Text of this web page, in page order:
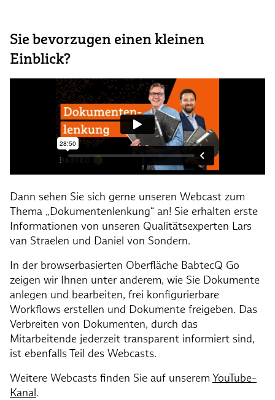
Sie bevorzugen einen kleinen
Einblick?
Dann sehen Sie sich gerne unseren Webcast zum
Thema „Dokumentenlenkung“ an! Sie erhalten erste
Informationen von unseren Qualitätsexperten Lars
van Straelen und Daniel von Sondern.
In der browserbasierten Oberfläche BabtecQ Go
zeigen wir Ihnen unter anderem, wie Sie Dokumente
anlegen und bearbeiten, frei konfigurierbare
Workflows erstellen und Dokumente freigeben. Das
Verbreiten von Dokumenten, durch das
Mitarbeitende jederzeit transparent informiert sind,
ist ebenfalls Teil des Webcasts.
Weitere Webcasts finden Sie auf unserem YouTube-
Kanal.